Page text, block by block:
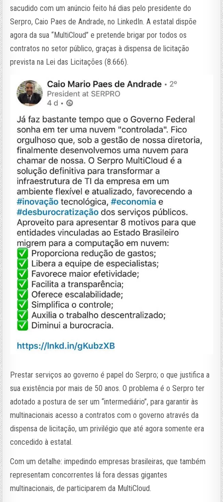
sacudido com um anúncio feito há dias pelo presidente do
Serpro, Caio Paes de Andrade, no LinkedIn. A estatal dispõe
agora da sua “MultiCloud” e pretende brigar por todos os
contratos no setor público, graças à dispensa de licitação
prevista na Lei das Licitações (8.666).
Prestar serviços ao governo é papel do Serpro; o que justifica a
sua existência por mais de 50 anos. O problema é o Serpro ter
adotado a postura de ser um “intermediário”, para garantir às
multinacionais acesso a contratos com o governo através da
dispensa de licitação, um privilégio que até agora somente era
concedido à estatal.
Com um detalhe: impedindo empresas brasileiras, que também
representam concorrentes lá fora dessas gigantes
multinacionais, de participarem da MultiCloud.